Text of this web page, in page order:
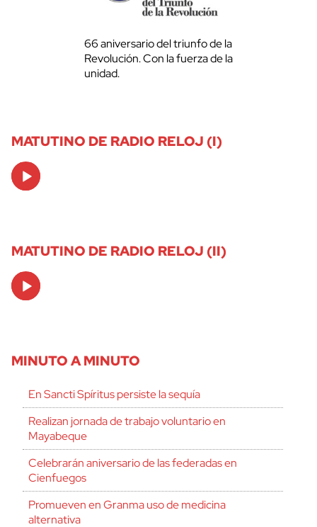
66 aniversario del triunfo de la
Revolución. Con la fuerza de la
unidad.
MATUTINO DE RADIO RELOJ (I)
Audio
Player
MATUTINO DE RADIO RELOJ (II)
Audio
Player
MINUTO A MINUTO
En Sancti Spíritus persiste la sequía
Realizan jornada de trabajo voluntario en
Mayabeque
Celebrarán aniversario de las federadas en
Cienfuegos
Promueven en Granma uso de medicina
alternativa